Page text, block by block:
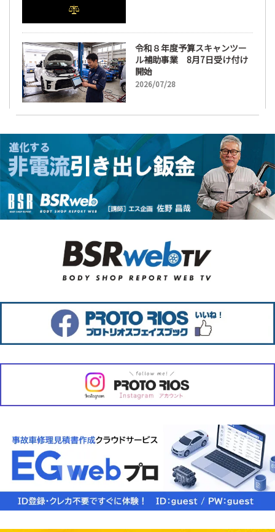
令和８年度予算スキャンツー
ル補助事業 8月7日受け付け
開始
2026/07/28